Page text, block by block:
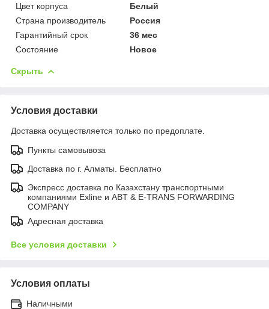
Цвет корпуса
Белый
Страна производитель
Россия
Гарантийный срок
36 мес
Состояние
Новое
Скрыть
Условия доставки
Доставка осуществляется только по предоплате.
Пункты самовывоза
Доставка по г. Алматы. Бесплатно
Экспресс доставка по Казахстану транспортными
компаниями Exline и ABT & E-TRANS FORWARDING
COMPANY
Адресная доставка
Все условия доставки
Условия оплаты
Наличными